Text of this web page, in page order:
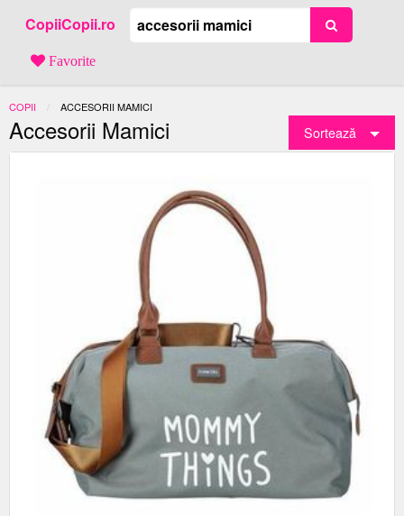
CopiiCopii.ro
Favorite
COPII ACTUAL:
ACCESORII MAMICI
Accesorii Mamici Sortează